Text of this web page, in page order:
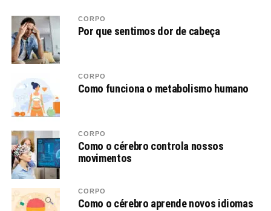
CORPO
Por que sentimos dor de cabeça
CORPO
Como funciona o metabolismo humano
CORPO
Como o cérebro controla nossos
movimentos
CORPO
Como o cérebro aprende novos idiomas